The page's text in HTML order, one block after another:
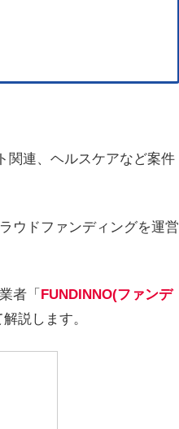
関連、ヘルスケアなど案件
ウドファンディングを運営
者「 FUNDINNO(ファンデ
説します。